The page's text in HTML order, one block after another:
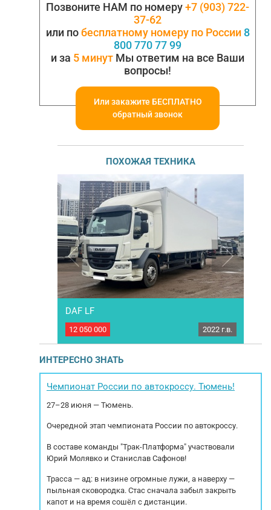
Позвоните НАМ по номеру+7 (903) 722-
37-62
или побесплатному номеру по России 8
800 770 77 99
и за 5 минут Мы ответим на все Ваши
вопросы!
Или закажите БЕСПЛАТНО
обратный звонок
ПОХОЖАЯ ТЕХНИКА
–
Изотермический грузовик DAF LF. Год выпуска
Комплектация: Автономный отопитель,
кондиционер, тахограф, штатная магнитола,
круиз-контроль, подогрев сидений,
(новое), 1 топливный бак (340...
DAF LF
12 050 000 2022 г.в.
ИНТЕРЕСНО ЗНАТЬ
Чемпионат России по автокроссу. Тюмень!
27–28 июня — Тюмень.
Очередной этап чемпионата России по автокроссу.
В составе команды "Трак-Платформа" участвовали
Юрий Молявко и Станислав Сафонов!
Трасса — ад: в низине огромные лужи, а наверху —
пыльная сковородка. Стас сначала забыл закрыть
капот и на время сошёл с дистанции.